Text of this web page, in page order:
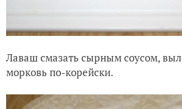
Лаваш смазать сырным соусом,
морковь по-корейски.